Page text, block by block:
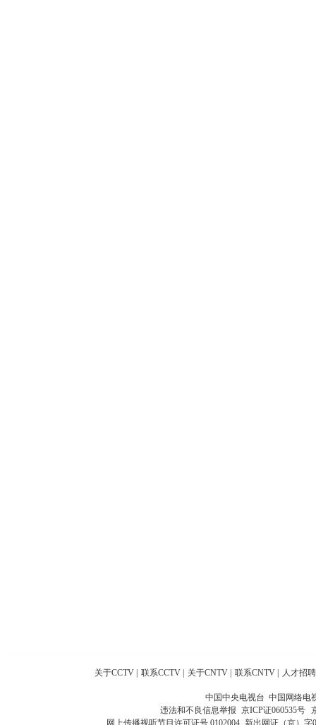
关于CCTV 联系CCTV 关于CNTV 联系CNTV 人才招聘
中国中央电视台 中国网络电
违法和不良信息举报 京ICP证060535号
网上传播视听节目许可证号 0102004 新出网证（京）